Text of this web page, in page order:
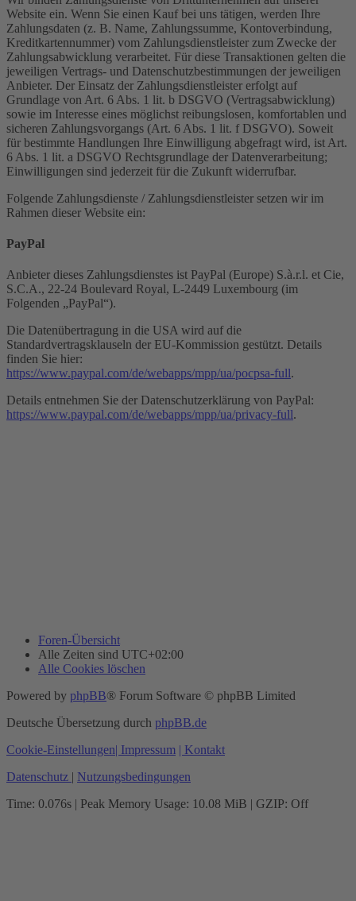
Website ein. Wenn Sie einen Kauf bei uns tätigen, werden Ihre
Zahlungsdaten (z. B. Name, Zahlungssumme, Kontoverbindung,
Kreditkartennummer) vom Zahlungsdienstleister zum Zwecke der
Zahlungsabwicklung verarbeitet. Für diese Transaktionen gelten die
jeweiligen Vertrags- und Datenschutzbestimmungen der jeweiligen
Anbieter. Der Einsatz der Zahlungsdienstleister erfolgt auf
Grundlage von Art. 6 Abs. 1 lit. b DSGVO (Vertragsabwicklung)
sowie im Interesse eines möglichst reibungslosen, komfortablen und
sicheren Zahlungsvorgangs (Art. 6 Abs. 1 lit. f DSGVO). Soweit
für bestimmte Handlungen Ihre Einwilligung abgefragt wird, ist Art.
6 Abs. 1 lit. a DSGVO Rechtsgrundlage der Datenverarbeitung;
Einwilligungen sind jederzeit für die Zukunft widerrufbar.
Folgende Zahlungsdienste / Zahlungsdienstleister setzen wir im
Rahmen dieser Website ein:
PayPal
Anbieter dieses Zahlungsdienstes ist PayPal (Europe) S.à.r.l. et Cie,
S.C.A., 22-24 Boulevard Royal, L-2449 Luxembourg (im
Folgenden „PayPal“).
Die Datenübertragung in die USA wird auf die
Standardvertragsklauseln der EU-Kommission gestützt. Details
finden Sie hier:
https://www.paypal.com/de/webapps/mpp/ua/pocpsa-full.
Details entnehmen Sie der Datenschutzerklärung von PayPal:
https://www.paypal.com/de/webapps/mpp/ua/privacy-full.
Foren-Übersicht
Alle Zeiten sind UTC+02:00
Alle Cookies löschen
Powered by phpBB® Forum Software © phpBB Limited
Deutsche Übersetzung durch phpBB.de
Cookie-Einstellungen| Impressum | Kontakt
Datenschutz | Nutzungsbedingungen
Time: 0.076s | Peak Memory Usage: 10.08 MiB | GZIP: Off